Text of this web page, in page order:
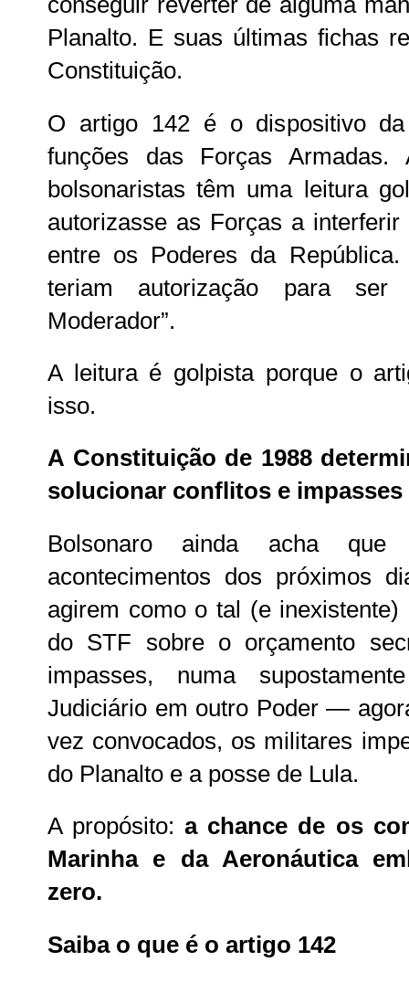
Planalto. E suas últimas fichas
Constituição.
O artigo 142 é o dispositivo
funções das Forças
bolsonaristas têm uma leitura
autorizasse as Forças a
entre os Poderes da
teriam autorização para
Moderador”.
A leitura é golpista porque o
isso.
A Constituição de 1988
solucionar conflitos e impasses
Bolsonaro ainda acha
acontecimentos dos próximos
agirem como o tal (e
do STF sobre o orçamento
impasses, numa
Judiciário em outro Poder —
vez convocados, os militares
do Planalto e a posse de Lula.
A propósito:a chance de os
Marinha e da Aeronáutica
zero.
Saiba o que é o artigo 142